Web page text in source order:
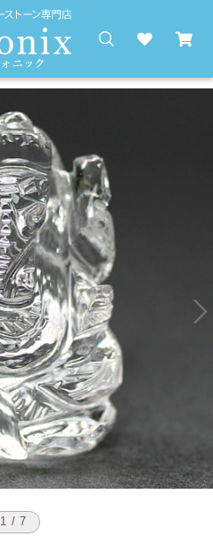
1 / 7